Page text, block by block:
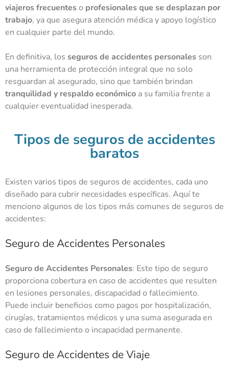
viajeros frecuenteso profesionales que se desplazan por
trabajo, ya que asegura atención médica y apoyo logístico
en cualquier parte del mundo.
En definitiva, los seguros de accidentes personales son
una herramienta de protección integral que no solo
resguardan al asegurado, sino que también brindan
tranquilidad y respaldo económico a su familia frente a
cualquier eventualidad inesperada.
Tipos de seguros de accidentes
baratos
Existen varios tipos de seguros de accidentes, cada uno
diseñado para cubrir necesidades específicas. Aquí te
menciono algunos de los tipos más comunes de seguros de
accidentes:
Seguro de Accidentes Personales
Seguro de Accidentes Personales: Este tipo de seguro
proporciona cobertura en caso de accidentes que resulten
en lesiones personales, discapacidad o fallecimiento.
Puede incluir beneficios como pagos por hospitalización,
cirugías, tratamientos médicos y una suma asegurada en
caso de fallecimiento o incapacidad permanente.
Seguro de Accidentes de Viaje